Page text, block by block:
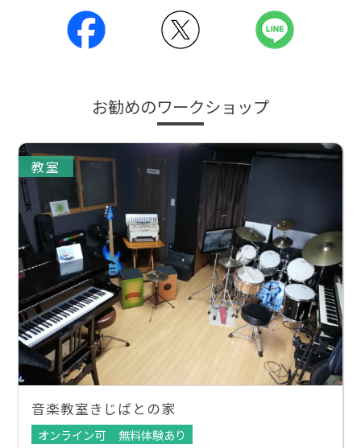
お勧めのワークショップ
教室
音楽教室きじばとの家
オンライン可 無料体験あり